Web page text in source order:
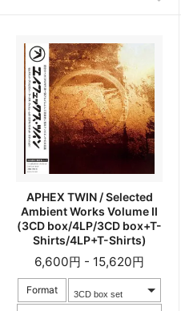
APHEX TWIN / Selected
Ambient Works Volume II
(3CD box/4LP/3CD box+T-
Shirts/4LP+T-Shirts)
6,600円 - 15,620円
Format